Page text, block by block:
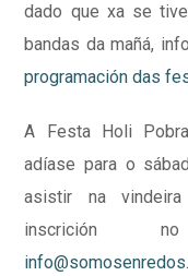
dado que xa se
bandas da mañá,
programación das
A Festa Holi
adíase para o
asistir na
inscrición